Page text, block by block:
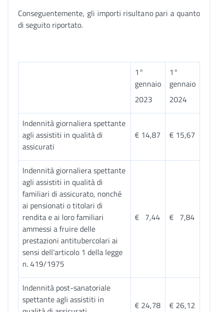
Conseguentemente, gli importi risultano pari a quanto
di seguito riportato.
1°
gennaio
2023
1°
gennaio
2024
Indennità giornaliera spettante
agli assistiti in qualità di
assicurati
€ 14,87 € 15,67
Indennità giornaliera spettante
agli assistiti in qualità di
familiari di assicurato, nonché
ai pensionati o titolari di
rendita e ai loro familiari
ammessi a fruire delle
prestazioni antitubercolari ai
sensi dell’articolo 1 della legge
n. 419/1975
€ 7,44 € 7,84
Indennità post-sanatoriale
spettante agli assistiti in
€ 24,78 € 26,12